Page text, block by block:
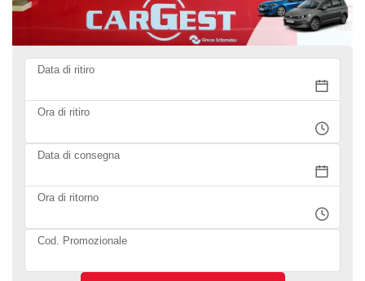
Data di ritiro
Ora di ritiro
Data di consegna
Ora di ritorno
Cod. Promozionale